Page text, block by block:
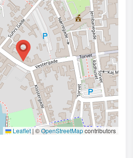
Leaflet | ©OpenStreetMapcontributors